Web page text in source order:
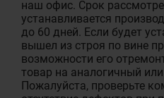
наш офис. Срок
устанавливается
до 60 дней. Если будет
вышел из строя по вине
возможности его
товар на аналогичный
Пожалуйста, проверьте